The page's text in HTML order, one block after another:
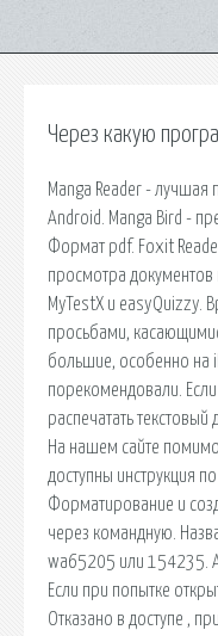
Через какую
Manga Reader - лучшая
Android. Manga Bird -
Формат pdf. Foxit
просмотра
MyTestX и easyQuizzy.
просьбами,
большие, особенно на
порекомендовали.
распечатать
На нашем сайте
доступны инструкция
Форматирование и
через командную.
wa65205 или 154235.
Если при попытке
Отказано в доступе ,